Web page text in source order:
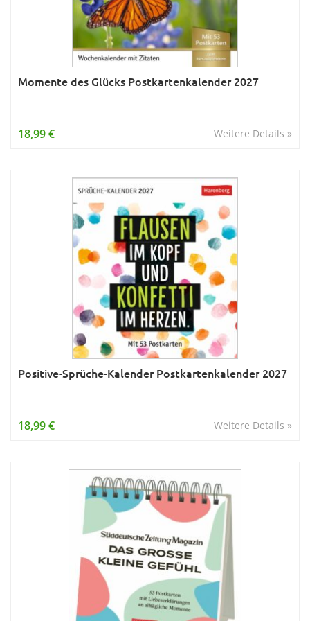
Momente des Glücks Postkartenkalender 2027
Weitere Details »
18,99 €
Positive-Sprüche-Kalender Postkartenkalender 2027
Weitere Details »
18,99 €